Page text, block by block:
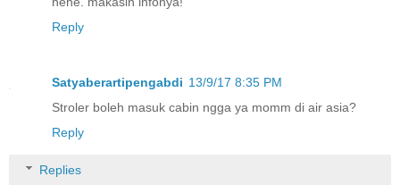
Reply
Satyaberartipengabdi 13/9/17 8:35 PM
Stroler boleh masuk cabin ngga ya momm di air asia?
Reply
Replies